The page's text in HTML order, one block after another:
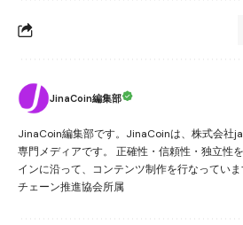
JinaCoin編集部
JinaCoin編集部です。JinaCoinは、株式会社
専門メディアです。 正確性・信頼性・独立性
インに沿って、コンテンツ制作を行なってい
チェーン推進協会所属